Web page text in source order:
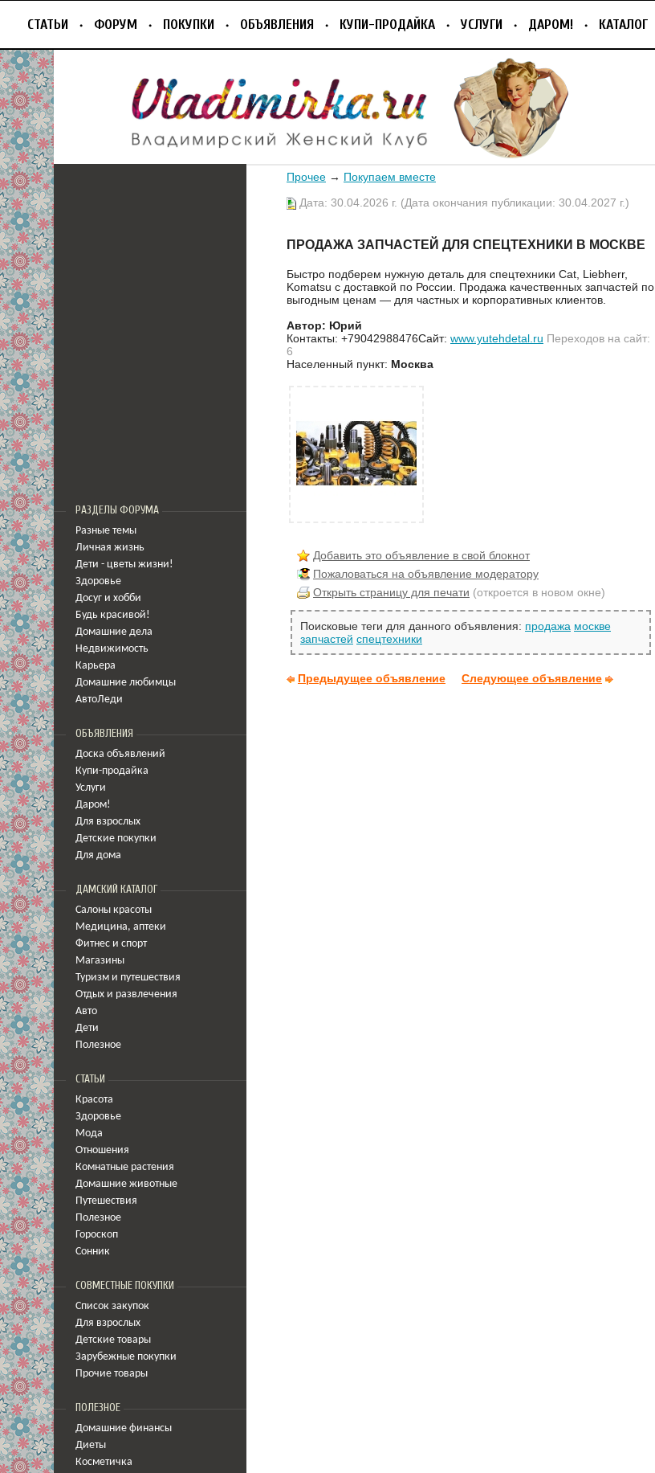
СТАТЬИ ФОРУМ ПОКУПКИ ОБЪЯВЛЕНИЯ КУПИ-ПРОДАЙКА УСЛУГИ ДАРОМ! КАТАЛОГ
РАЗДЕЛЫ ФОРУМА
Разные темы
Личная жизнь
Дети - цветы жизни!
Здоровье
Досуг и хобби
Будь красивой!
Домашние дела
Недвижимость
Карьера
Домашние любимцы
АвтоЛеди
ОБЪЯВЛЕНИЯ
Доска объявлений
Купи-продайка
Услуги
Даром!
Для взрослых
Детские покупки
Для дома
ДАМСКИЙ КАТАЛОГ
Салоны красоты
Медицина, аптеки
Фитнес и спорт
Магазины
Туризм и путешествия
Отдых и развлечения
Авто
Дети
Полезное
СТАТЬИ
Красота
Здоровье
Мода
Отношения
Комнатные растения
Домашние животные
Путешествия
Полезное
Гороскоп
Сонник
СОВМЕСТНЫЕ ПОКУПКИ
Список закупок
Для взрослых
Детские товары
Зарубежные покупки
Прочие товары
ПОЛЕЗНОЕ
Домашние финансы
Диеты
Косметичка
Прочее → Покупаем вместе
Дата: 30.04.2026 г. (Дата окончания публикации: 30.04.2027 г.)
ПРОДАЖА ЗАПЧАСТЕЙ ДЛЯ СПЕЦТЕХНИКИ В МОСКВЕ
Быстро подберем нужную деталь для спецтехники Cat, Liebherr,
Komatsu с доставкой по России. Продажа качественных запчастей по
выгодным ценам — для частных и корпоративных клиентов.
Автор: Юрий
Контакты: +79042988476Сайт: www.yutehdetal.ru Переходов на сайт:
6
Населенный пункт: Москва
Добавить это объявление в свой блокнот
Пожаловаться на объявление модератору
Открыть страницу для печати (откроется в новом окне)
Поисковые теги для данного объявления: продажа москве
запчастей спецтехники
Предыдущее объявление Следующее объявление